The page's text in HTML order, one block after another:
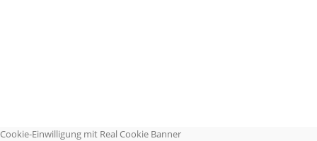
Cookie-Einwilligung mit Real Cookie Banner